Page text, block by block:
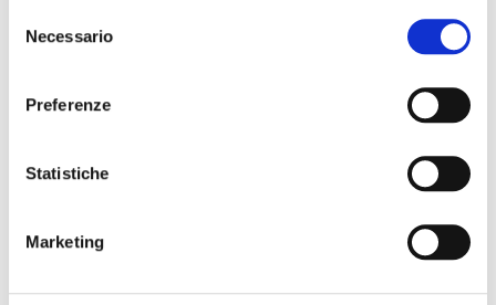
delNecessario
Preferenze
Statistiche
Marketing